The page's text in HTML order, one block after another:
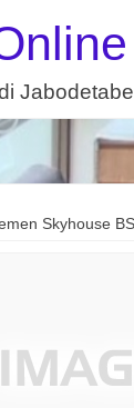
Skyhouse